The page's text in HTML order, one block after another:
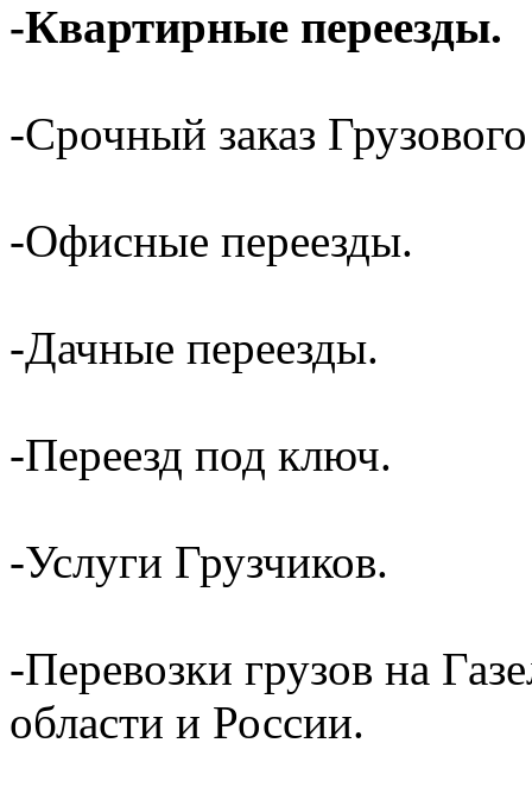
-Квартирные переезды.
-Срочный заказ
-Офисные переезды.
-Дачные переезды.
-Переезд под ключ.
-Услуги Грузчиков.
-Перевозки грузов на
области и России.